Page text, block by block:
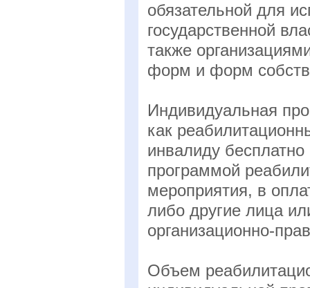
обязательной для
государственной
также
форм и форм
Индивидуальная
как
инвалиду
программой
мероприятия, в
либо другие лица
организационно-
Объем